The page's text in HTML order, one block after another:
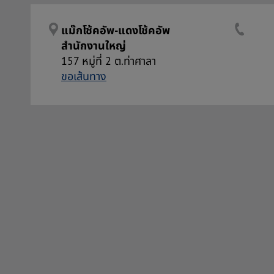
แม๊กโช้คอัพ-แดงโช้คอัพ
สำนักงานใหญ่
157 หมู่ที่ 2 ต.ท่าศาลา
ขอเส้นทาง